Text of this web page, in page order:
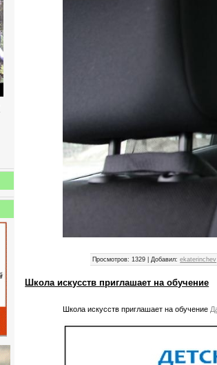
Просмотров: 1329 | Добавил:ekaterinchev
Школа искусств приглашает на обучение
Школа искусств приглашает на обучение